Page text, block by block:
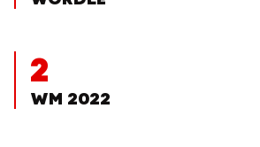
2
WM 2022